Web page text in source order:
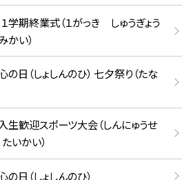
学期終業式（１がっき しゅうぎょう
かい）
日（しょしんのひ） 七夕祭り（たな
生歓迎スポーツ大会（しんにゅうせ
かい）
日（しょしんのひ）